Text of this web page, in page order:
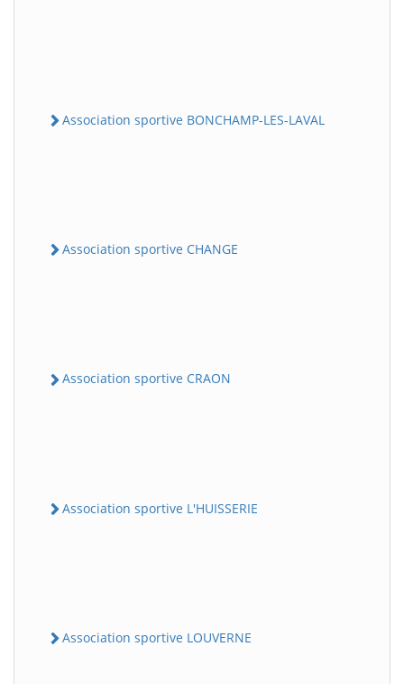
Association sportive BONCHAMP-LES-LAVAL
Association sportive CHANGE
Association sportive CRAON
Association sportive L'HUISSERIE
Association sportive LOUVERNE